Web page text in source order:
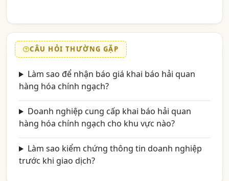
CÂU HỎI THƯỜNG GẶP
Làm sao để nhận báo giá khai báo hải quan
hàng hóa chính ngạch?
Doanh nghiệp cung cấp khai báo hải quan
hàng hóa chính ngạch cho khu vực nào?
Làm sao kiểm chứng thông tin doanh nghiệp
trước khi giao dịch?